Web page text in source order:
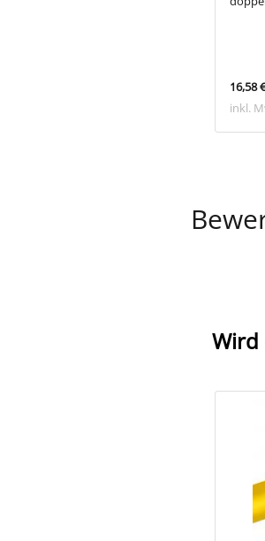
16,58 €
inkl.
Wird